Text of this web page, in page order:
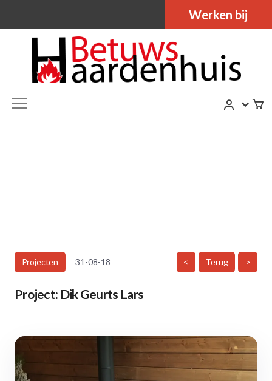
Werken bij
Projecten 31-08-18 < Terug >
Project: Dik Geurts Lars